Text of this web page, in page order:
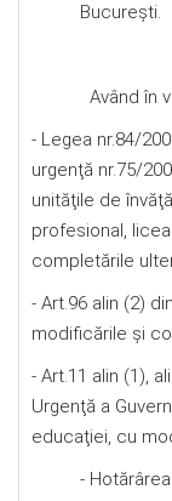
Bucureşti.
Având în
- Legea nr.84/
urgenţă nr.75/
unităţile de
profesional,
completările
- Art.96 alin (2)
modificările şi
- Art.11 alin (1),
Urgenţă a
educaţiei, cu
- Hotărârea